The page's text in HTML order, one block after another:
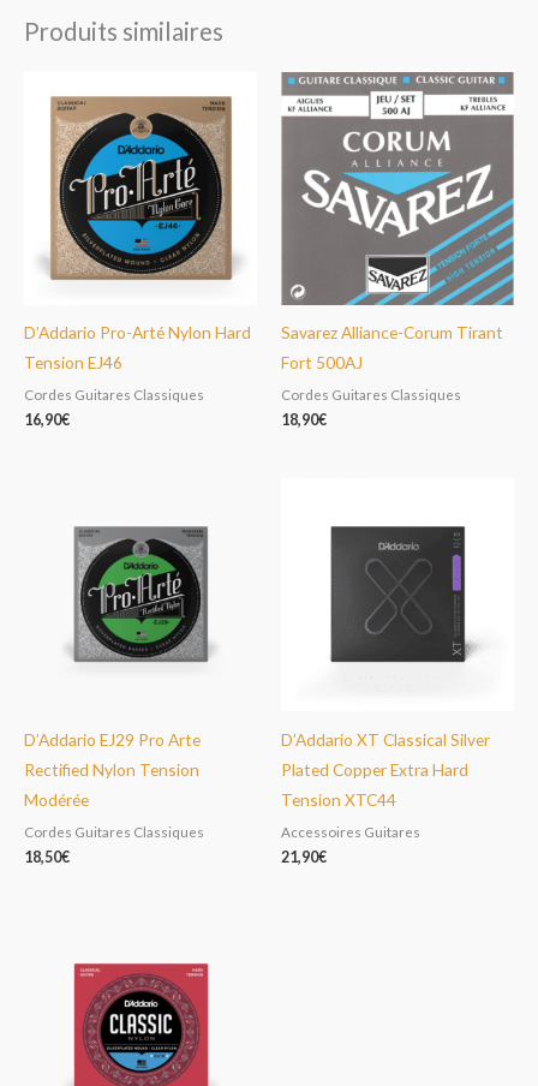
Produits similaires
D’Addario Pro-Arté Nylon Hard
Tension EJ46
Cordes Guitares Classiques
16,90€
Savarez Alliance-Corum Tirant
Fort 500AJ
Cordes Guitares Classiques
18,90€
D’Addario EJ29 Pro Arte
Rectified Nylon Tension
Modérée
Cordes Guitares Classiques
18,50€
D’Addario XT Classical Silver
Plated Copper Extra Hard
Tension XTC44
Accessoires Guitares
21,90€